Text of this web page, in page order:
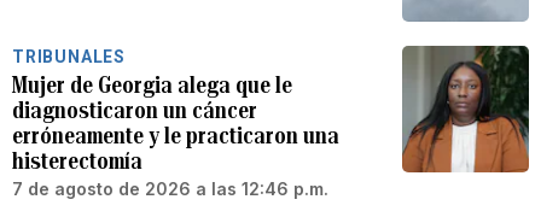
TRIBUNALES
Mujer de Georgia alega que le
diagnosticaron un cáncer
erróneamente y le practicaron una
histerectomía
7 de agosto de 2026 a las 12:46 p.m.